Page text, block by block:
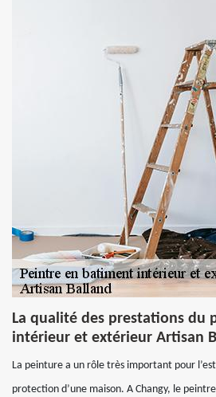
La qualité des prestations du
intérieur et extérieur Artisan
La peinture a un rôle très important pour
protection d’une maison. A Changy, le